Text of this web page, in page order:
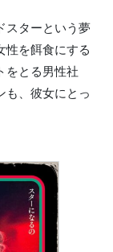
スターという夢
性を餌食にする
をとる男性社
も、彼女にとっ